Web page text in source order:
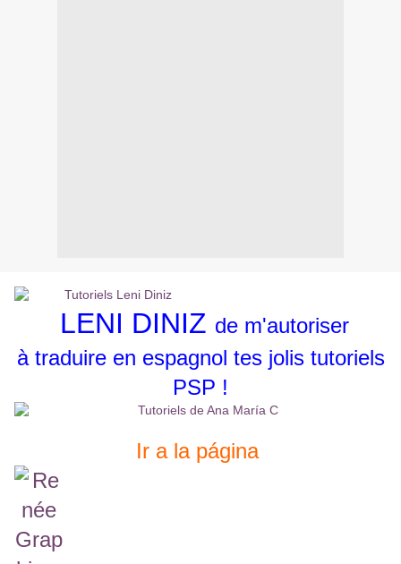
LENI DINIZ de m'autoriser
à traduire en espagnol tes jolis tutoriels
PSP !
Ir a la página